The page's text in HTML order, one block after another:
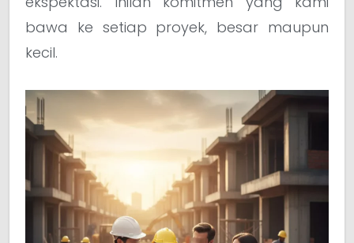
bawa ke setiap proyek, besar maupun
kecil.